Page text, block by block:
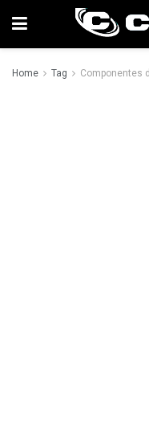
Home Tag Componentes